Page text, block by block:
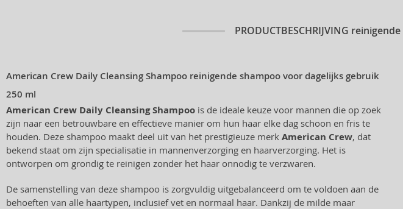
PRODUCTBESCHRIJVING
American Crew Daily Cleansing Shampoo reinigende shampoo voor dagelijks gebruik
250 ml
American Crew Daily Cleansing Shampoo is de ideale keuze voor mannen die op zoek
zijn naar een betrouwbare en effectieve manier om hun haar elke dag schoon en fris te
houden. Deze shampoo maakt deel uit van het prestigieuze merk American Crew, dat
bekend staat om zijn specialisatie in mannenverzorging en haarverzorging. Het is
ontworpen om grondig te reinigen zonder het haar onnodig te verzwaren.
De samenstelling van deze shampoo is zorgvuldig uitgebalanceerd om te voldoen aan de
behoeften van alle haartypen, inclusief vet en normaal haar. Dankzij de milde maar